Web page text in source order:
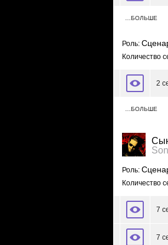
…БОЛЬШЕ
Роль:
Количество
2
…БОЛЬШЕ
Роль:
Количество
7
7